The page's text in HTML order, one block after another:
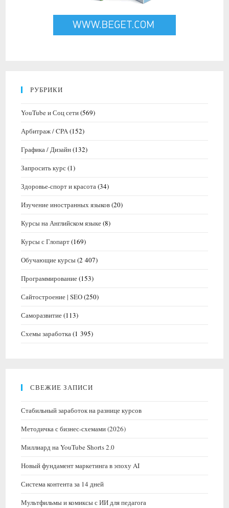
РУБРИКИ
YouTube и Соц сети(569)
Арбитраж / CPA(152)
Графика / Дизайн(132)
Запросить курс(1)
Здоровье-спорт и красота(34)
Изучение иностранных языков(20)
Курсы на Английском языке(8)
Курсы с Глопарт(169)
Обучающие курсы(2 407)
Программирование(153)
Сайтостроение | SEO(250)
Саморазвитие(113)
Схемы заработка(1 395)
СВЕЖИЕ ЗАПИСИ
Стабильный заработок на разнице курсов
Методичка с бизнес-схемами (2026)
Миллиард на YouTube Shorts 2.0
Новый фундамент маркетинга в эпоху AI
Система контента за 14 дней
Мультфильмы и комиксы с ИИ для педагога